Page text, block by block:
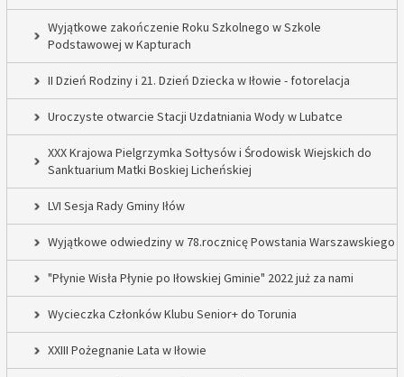
Wyjątkowe zakończenie Roku Szkolnego w Szkole
Podstawowej w Kapturach
II Dzień Rodziny i 21. Dzień Dziecka w Iłowie - fotorelacja
Uroczyste otwarcie Stacji Uzdatniania Wody w Lubatce
XXX Krajowa Pielgrzymka Sołtysów i Środowisk Wiejskich do
Sanktuarium Matki Boskiej Licheńskiej
LVI Sesja Rady Gminy Iłów
Wyjątkowe odwiedziny w 78.rocznicę Powstania Warszawskiego
"Płynie Wisła Płynie po Iłowskiej Gminie" 2022 już za nami
Wycieczka Członków Klubu Senior+ do Torunia
XXIII Pożegnanie Lata w Iłowie